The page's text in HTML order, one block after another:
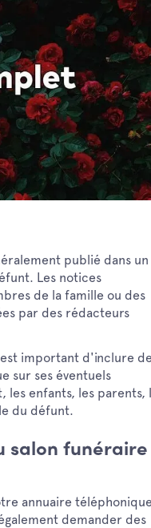
publié dans un
Les notices
de la famille ou des
par des rédacteurs
important d'inclure
sur ses éventuels
les enfants, les parents,
du défunt.
salon funéraire
annuaire
demander des